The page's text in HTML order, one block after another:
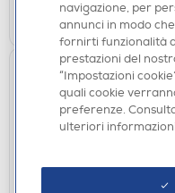
navigazione, per
annunci in modo
fornirti funzionalità
prestazioni del
“Impostazioni
quali cookie
preferenze.
ulteriori